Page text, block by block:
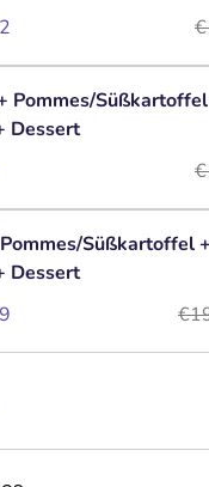
Pommes/
Dessert
Süßkartoffel +
Dessert